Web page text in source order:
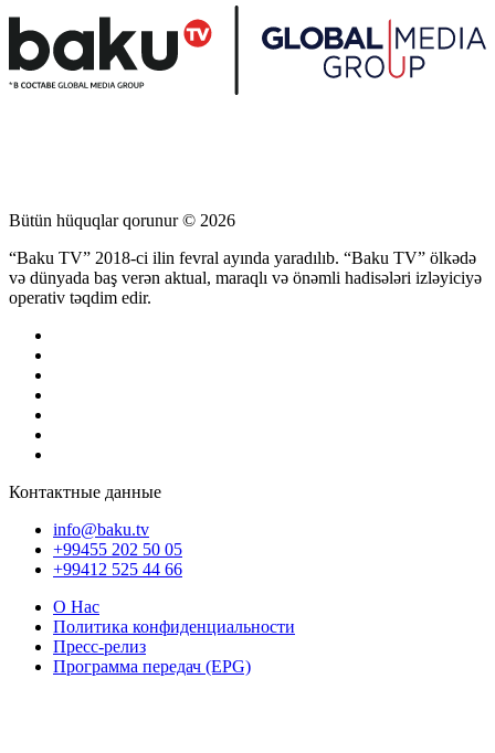
Bütün hüquqlar qorunur © 2026
“Baku TV” 2018-ci ilin fevral ayında yaradılıb. “Baku TV” ölkədə
və dünyada baş verən aktual, maraqlı və önəmli hadisələri izləyiciyə
operativ təqdim edir.
Контактные данные
info@baku.tv
+99455 202 50 05
+99412 525 44 66
О Нас
Политика конфиденциальности
Пресс-релиз
Программа передач (EPG)